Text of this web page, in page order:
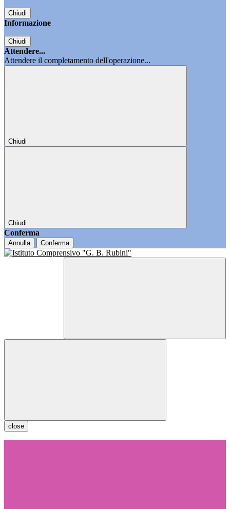
Chiudi
Informazione
Chiudi
Attendere...
Attendere il completamento dell'operazione...
Chiudi
Chiudi
Conferma
Annulla Conferma
close